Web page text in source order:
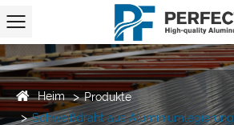
Heim
Produkte
Schweißdraht aus Aluminiumlegierung